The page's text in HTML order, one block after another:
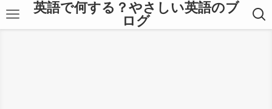
英語で何する？やさしい英語のブ
ログ